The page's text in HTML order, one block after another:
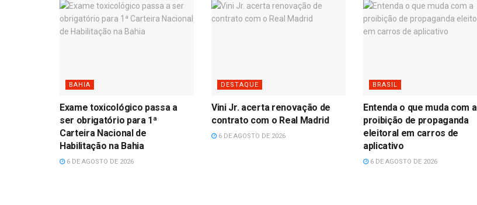
BAHIA
Exame toxicológico passa a
ser obrigatório para 1ª
Carteira Nacional de
Habilitação na Bahia
6 DE AGOSTO DE 2026
DESTAQUE
Vini Jr. acerta renovação de
contrato com o Real Madrid
6 DE AGOSTO DE 2026
BRASIL
Entenda o que muda com a
proibição de propaganda
eleitoral em carros de
aplicativo
6 DE AGOSTO DE 2026